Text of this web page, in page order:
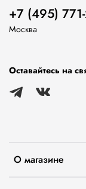
О магазине
+7 (495)
Москва
Оставайтесь на